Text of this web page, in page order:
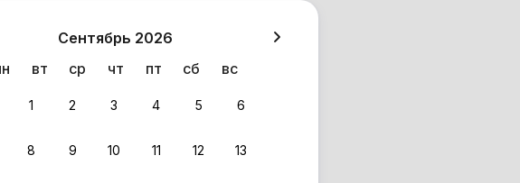
Сентябрь 2026
вт ср чт пт сб вс
1 2 3 4 5 6
8 9 10 11 12 13
заданным фильтрам.